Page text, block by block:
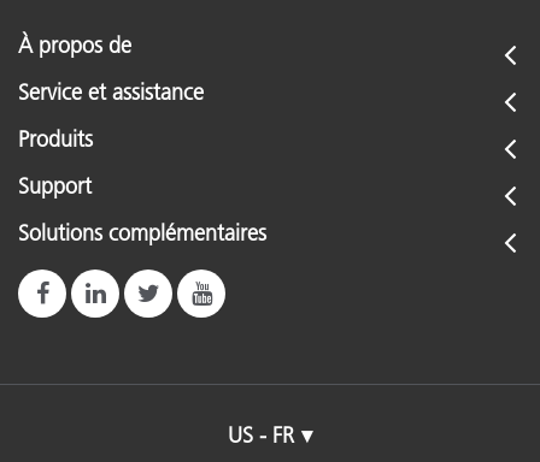
À propos de
Service et assistance
Produits
Support
Solutions complémentaires
US - FR